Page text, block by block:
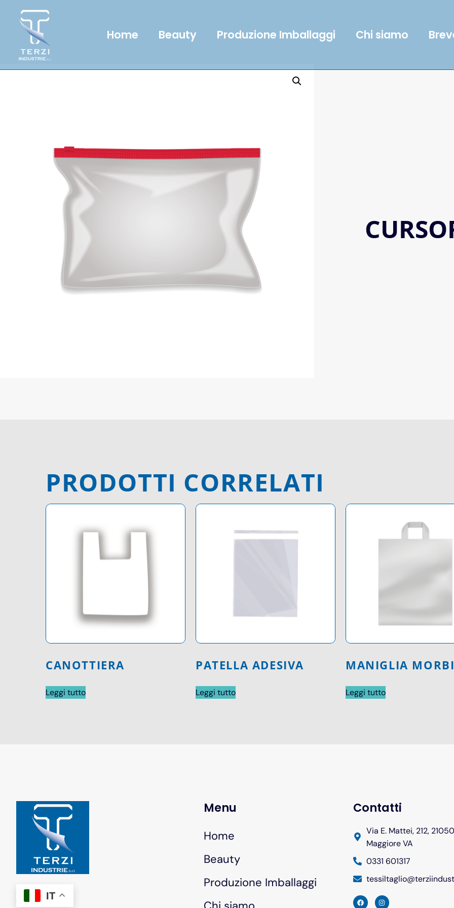
Home Beauty Produzione Imballaggi Chi siamo
PRODOTTI CORRELATI
CANOTTIERA
Leggi tutto
PATELLA ADESIVA
Leggi tutto
MANIGLIA
Leggi tutto
IT
Menu
Home
Beauty
Produzione Imballaggi
Contatti
Via E. Mattei, 212,
Maggiore VA
0331 601317